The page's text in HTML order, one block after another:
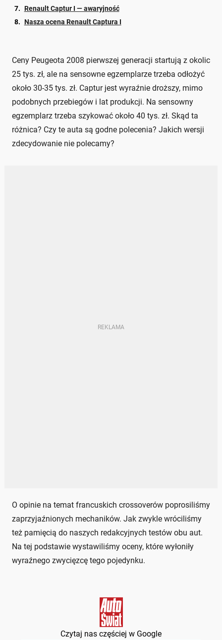
Renault Captur I — awaryjność
Nasza ocena Renault Captura I
Ceny Peugeota 2008 pierwszej generacji startują z okolic
25 tys. zł, ale na sensowne egzemplarze trzeba odłożyć
około 30-35 tys. zł. Captur jest wyraźnie droższy, mimo
podobnych przebiegów i lat produkcji. Na sensowny
egzemplarz trzeba szykować około 40 tys. zł. Skąd ta
różnica? Czy te auta są godne polecenia? Jakich wersji
zdecydowanie nie polecamy?
O opinie na temat francuskich crossoverów poprosiliśmy
zaprzyjaźnionych mechaników. Jak zwykle wróciliśmy
też pamięcią do naszych redakcyjnych testów obu aut.
Na tej podstawie wystawiliśmy oceny, które wyłoniły
wyraźnego zwycięzcę tego pojedynku.
Czytaj nas częściej w Google